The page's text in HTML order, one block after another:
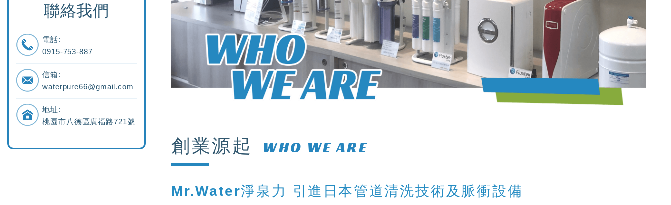
聯絡我們
電話:
0915-753-887
信箱:
waterpure66@gmail.com
地址:
桃園市八德區廣福路721號
創業源起 WHO WE ARE
Mr.Water淨泉力 引進日本管道清洗技術及脈衝設備